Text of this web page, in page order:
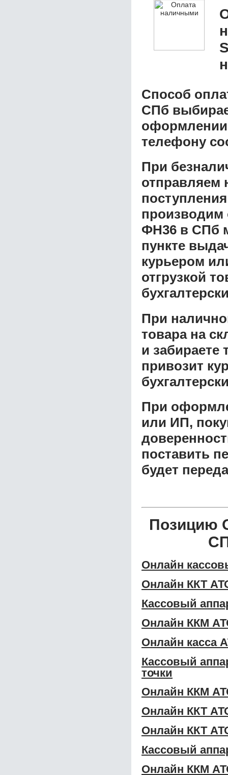
Способ
СПб
оформлении
телефону
При
отправляем
производим
ФН36 в СПб
пункте
курьером
отгрузкой
При
товара на
и забираете
привозит
При
или ИП,
поставить
будет
Позицию
Онлайн
Онлайн ККТ
Кассовый
Онлайн ККМ
Онлайн касса
Кассовый
точки
Онлайн ККМ
Онлайн ККТ
Онлайн ККТ
Кассовый
Онлайн ККМ